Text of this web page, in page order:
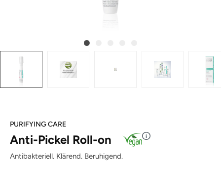
PURIFYING CARE
Anti-Pickel Roll-on
Antibakteriell. Klärend. Beruhigend.